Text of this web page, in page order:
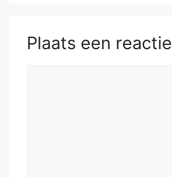
Bf5 51.Nxa7 Bd7 52.a4 Ke4
Plaats een reactie